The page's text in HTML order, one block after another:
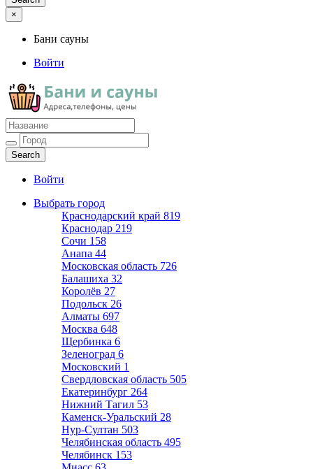
×
Бани сауны
Войти
Бани сауны
Адреса и телефоны
Войти
Выбрать город
Краснодарский край 819
Краснодар 219
Сочи 158
Анапа 44
Московская область 726
Балашиха 32
Королёв 27
Подольск 26
Алматы 697
Москва 648
Щербинка 6
Зеленоград 6
Московский 1
Свердловская область 505
Екатеринбург 264
Нижний Тагил 53
Каменск-Уральский 28
Нур-Султан 503
Челябинская область 495
Челябинск 153